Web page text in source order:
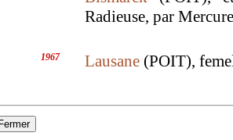
Radieuse, par Mercure
1967 Lausane (POIT),